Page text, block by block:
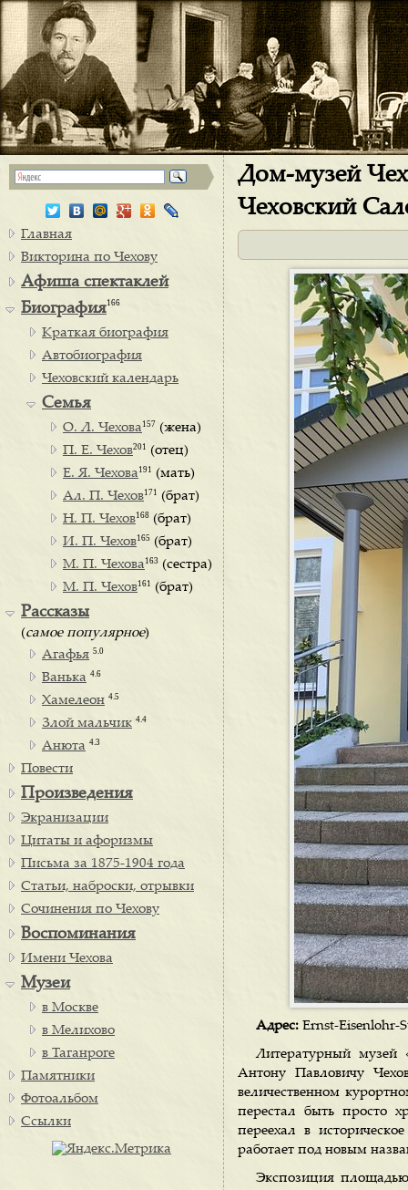
Дом-музей
Чеховский
Адрес: Ernst-Eisenlohr-
Литературный музей
Антону Павловичу
величественном
перестал быть просто
переехал в
работает под новым
Экспозиция
Главная
Викторина по Чехову
Афиша спектаклей
Биография166
Краткая биография
Автобиография
Чеховский календарь
Семья
О. Л. Чехова 157 (жена)
П. Е. Чехов201 (отец)
Е. Я. Чехова 191 (мать)
Ал. П. Чехов171 (брат)
Н. П. Чехов168 (брат)
И. П. Чехов165 (брат)
М. П. Чехова 163 (сестра)
М. П. Чехов161 (брат)
Рассказы
(самое популярное)
Агафья 5.0
Ванька 4.6
Хамелеон 4.5
Злой мальчик 4.4
Анюта 4.3
Повести
Произведения
Экранизации
Цитаты и афоризмы
Письма за 1875-1904 года
Статьи, наброски, отрывки
Сочинения по Чехову
Воспоминания
Имени Чехова
Музеи
в Москве
в Мелихово
в Таганроге
Памятники
Фотоальбом
Ссылки